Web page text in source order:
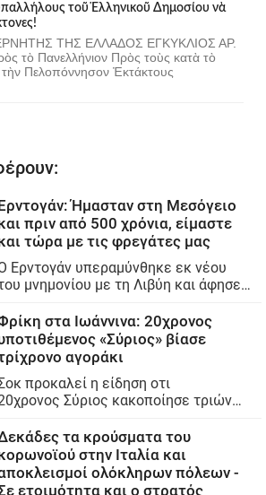
τοῦ Ἑλληνικοῦ Δημοσίου νὰ
ΤΗΣ ΕΛΛΑΔΟΣ ΕΓΚΥΚΛΙΟΣ ΑΡ.
τὸ Πανελλήνιον Πρὸς τοὺς κατὰ τὸ
τὴν Πελοπόννησον Ἐκτάκτους